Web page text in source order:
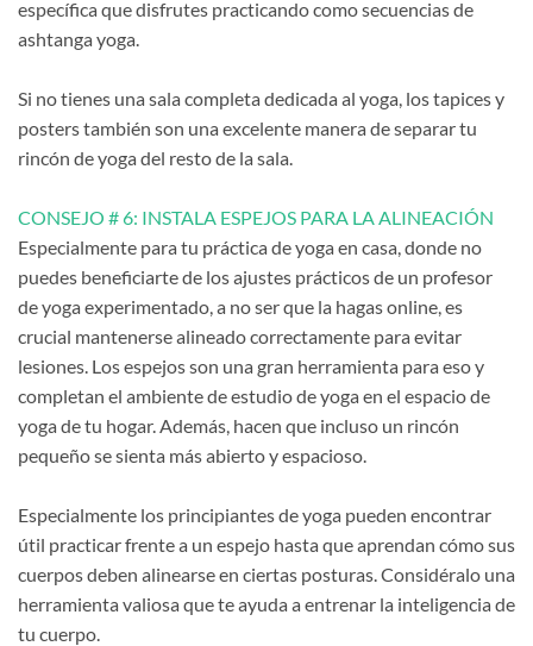
específica que disfrutes practicando como secuencias de
ashtanga yoga.
Si no tienes una sala completa dedicada al yoga, los tapices y
posters también son una excelente manera de separar tu
rincón de yoga del resto de la sala.
CONSEJO # 6: INSTALA ESPEJOS PARA LA ALINEACIÓN
Especialmente para tu práctica de yoga en casa, donde no
puedes beneficiarte de los ajustes prácticos de un profesor
de yoga experimentado, a no ser que la hagas online, es
crucial mantenerse alineado correctamente para evitar
lesiones. Los espejos son una gran herramienta para eso y
completan el ambiente de estudio de yoga en el espacio de
yoga de tu hogar. Además, hacen que incluso un rincón
pequeño se sienta más abierto y espacioso.
Especialmente los principiantes de yoga pueden encontrar
útil practicar frente a un espejo hasta que aprendan cómo sus
cuerpos deben alinearse en ciertas posturas. Considéralo una
herramienta valiosa que te ayuda a entrenar la inteligencia de
tu cuerpo.